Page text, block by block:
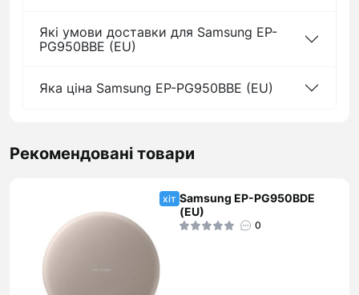
Які умови доставки для Samsung EP-
PG950BBE (EU)
Яка ціна Samsung EP-PG950BBE (EU)
Рекомендовані товари
хіт Samsung EP-PG950BDE
(EU)
0